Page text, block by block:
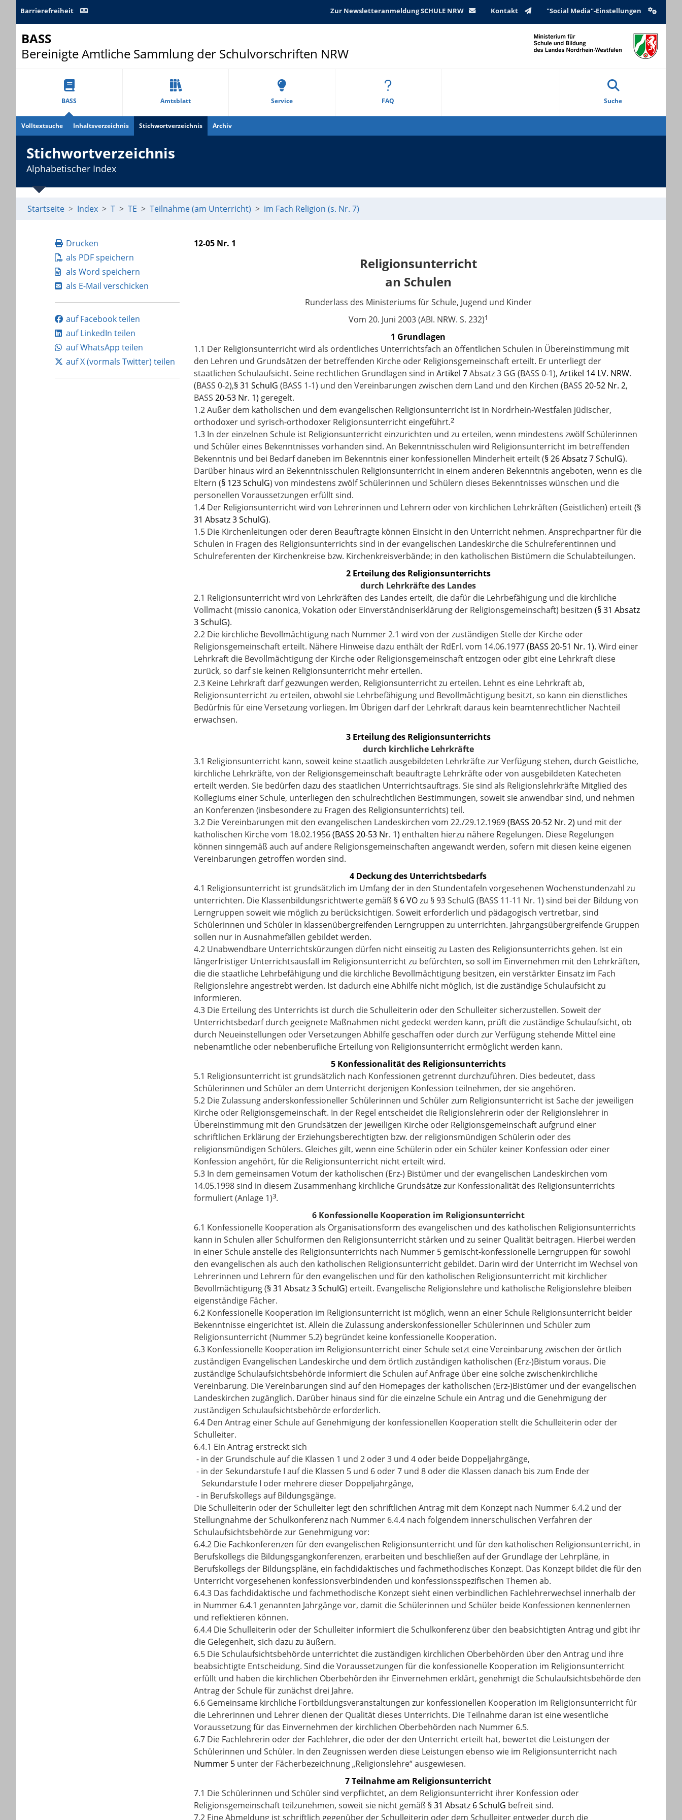
Barrierefreiheit Zur Newsletteranmeldung SCHULE NRW Kontakt "Social Media"-Einstellungen
BASS
Bereinigte Amtliche Sammlung der Schulvorschriften NRW
BASS Amtsblatt Service FAQ Suche
Volltextsuche Inhaltsverzeichnis Stichwortverzeichnis Archiv
Stichwortverzeichnis
Alphabetischer Index
Startseite Index T TE Teilnahme (am Unterricht) im Fach Religion (s. Nr. 7)
Drucken
als PDF speichern
als Word speichern
als E-Mail verschicken
auf Facebook teilen
auf LinkedIn teilen
auf WhatsApp teilen
auf X (vormals Twitter) teilen
12-05 Nr. 1
Religionsunterricht
an Schulen
Runderlass des Ministeriums für Schule, Jugend und Kinder
Vom 20. Juni 2003 (ABl. NRW. S. 232)1
1 Grundlagen
1.1 Der Religionsunterricht wird als ordentliches Unterrichtsfach an öffentlichen Schulen in Übereinstimmung mit
den Lehren und Grundsätzen der betreffenden Kirche oder Religionsgemeinschaft erteilt. Er unterliegt der
staatlichen Schulaufsicht. Seine rechtlichen Grundlagen sind in Artikel 7Absatz 3 GG (BASS 0-1), Artikel 14 LV. NRW.
(BASS 0-2),§ 31 SchulG (BASS 1-1) und den Vereinbarungen zwischen dem Land und den Kirchen (BASS 20-52 Nr. 2,
BASS 20-53 Nr. 1) geregelt.
1.2 Außer dem katholischen und dem evangelischen Religionsunterricht ist in Nordrhein-Westfalen jüdischer,
orthodoxer und syrisch-orthodoxer Religionsunterricht eingeführt.2
1.3 In der einzelnen Schule ist Religionsunterricht einzurichten und zu erteilen, wenn mindestens zwölf Schülerinnen
und Schüler eines Bekenntnisses vorhanden sind. An Bekenntnisschulen wird Religionsunterricht im betreffenden
Bekenntnis und bei Bedarf daneben im Bekenntnis einer konfessionellen Minderheit erteilt (§ 26 Absatz 7 SchulG).
Darüber hinaus wird an Bekenntnisschulen Religionsunterricht in einem anderen Bekenntnis angeboten, wenn es die
Eltern (§ 123 SchulG) von mindestens zwölf Schülerinnen und Schülern dieses Bekenntnisses wünschen und die
personellen Voraussetzungen erfüllt sind.
1.4 Der Religionsunterricht wird von Lehrerinnen und Lehrern oder von kirchlichen Lehrkräften (Geistlichen) erteilt(§
31 Absatz 3 SchulG).
1.5 Die Kirchenleitungen oder deren Beauftragte können Einsicht in den Unterricht nehmen. Ansprechpartner für die
Schulen in Fragen des Religionsunterrichts sind in der evangelischen Landeskirche die Schulreferentinnen und
Schulreferenten der Kirchenkreise bzw. Kirchenkreisverbände; in den katholischen Bistümern die Schulabteilungen.
2 Erteilung des Religionsunterrichts
durch Lehrkräfte des Landes
2.1 Religionsunterricht wird von Lehrkräften des Landes erteilt, die dafür die Lehrbefähigung und die kirchliche
Vollmacht (missio canonica, Vokation oder Einverständniserklärung der Religionsgemeinschaft) besitzen (§ 31 Absatz
3 SchulG).
2.2 Die kirchliche Bevollmächtigung nach Nummer 2.1 wird von der zuständigen Stelle der Kirche oder
Religionsgemeinschaft erteilt. Nähere Hinweise dazu enthält der RdErl. vom 14.06.1977(BASS 20-51 Nr. 1). Wird einer
Lehrkraft die Bevollmächtigung der Kirche oder Religionsgemeinschaft entzogen oder gibt eine Lehrkraft diese
zurück, so darf sie keinen Religionsunterricht mehr erteilen.
2.3 Keine Lehrkraft darf gezwungen werden, Religionsunterricht zu erteilen. Lehnt es eine Lehrkraft ab,
Religionsunterricht zu erteilen, obwohl sie Lehrbefähigung und Bevollmächtigung besitzt, so kann ein dienstliches
Bedürfnis für eine Versetzung vorliegen. Im Übrigen darf der Lehrkraft daraus kein beamtenrechtlicher Nachteil
erwachsen.
3 Erteilung des Religionsunterrichts
durch kirchliche Lehrkräfte
3.1 Religionsunterricht kann, soweit keine staatlich ausgebildeten Lehrkräfte zur Verfügung stehen, durch Geistliche,
kirchliche Lehrkräfte, von der Religionsgemeinschaft beauftragte Lehrkräfte oder von ausgebildeten Katecheten
erteilt werden. Sie bedürfen dazu des staatlichen Unterrichtsauftrags. Sie sind als Religionslehrkräfte Mitglied des
Kollegiums einer Schule, unterliegen den schulrechtlichen Bestimmungen, soweit sie anwendbar sind, und nehmen
an Konferenzen (insbesondere zu Fragen des Religionsunterrichts) teil.
3.2 Die Vereinbarungen mit den evangelischen Landeskirchen vom 22./29.12.1969(BASS 20-52 Nr. 2) und mit der
katholischen Kirche vom 18.02.1956(BASS 20-53 Nr. 1) enthalten hierzu nähere Regelungen. Diese Regelungen
können sinngemäß auch auf andere Religionsgemeinschaften angewandt werden, sofern mit diesen keine eigenen
Vereinbarungen getroffen worden sind.
4 Deckung des Unterrichtsbedarfs
4.1 Religionsunterricht ist grundsätzlich im Umfang der in den Stundentafeln vorgesehenen Wochenstundenzahl zu
unterrichten. Die Klassenbildungsrichtwerte gemäß § 6 VOzu § 93 SchulG (BASS 11-11 Nr. 1) sind bei der Bildung von
Lerngruppen soweit wie möglich zu berücksichtigen. Soweit erforderlich und pädagogisch vertretbar, sind
Schülerinnen und Schüler in klassenübergreifenden Lerngruppen zu unterrichten. Jahrgangsübergreifende Gruppen
sollen nur in Ausnahmefällen gebildet werden.
4.2 Unabwendbare Unterrichtskürzungen dürfen nicht einseitig zu Lasten des Religionsunterrichts gehen. Ist ein
längerfristiger Unterrichtsausfall im Religionsunterricht zu befürchten, so soll im Einvernehmen mit den Lehrkräften,
die die staatliche Lehrbefähigung und die kirchliche Bevollmächtigung besitzen, ein verstärkter Einsatz im Fach
Religionslehre angestrebt werden. Ist dadurch eine Abhilfe nicht möglich, ist die zuständige Schulaufsicht zu
informieren.
4.3 Die Erteilung des Unterrichts ist durch die Schulleiterin oder den Schulleiter sicherzustellen. Soweit der
Unterrichtsbedarf durch geeignete Maßnahmen nicht gedeckt werden kann, prüft die zuständige Schulaufsicht, ob
durch Neueinstellungen oder Versetzungen Abhilfe geschaffen oder durch zur Verfügung stehende Mittel eine
nebenamtliche oder nebenberufliche Erteilung von Religionsunterricht ermöglicht werden kann.
5 Konfessionalität des Religionsunterrichts
5.1 Religionsunterricht ist grundsätzlich nach Konfessionen getrennt durchzuführen. Dies bedeutet, dass
Schülerinnen und Schüler an dem Unterricht derjenigen Konfession teilnehmen, der sie angehören.
5.2 Die Zulassung anderskonfessioneller Schülerinnen und Schüler zum Religionsunterricht ist Sache der jeweiligen
Kirche oder Religionsgemeinschaft. In der Regel entscheidet die Religionslehrerin oder der Religionslehrer in
Übereinstimmung mit den Grundsätzen der jeweiligen Kirche oder Religionsgemeinschaft aufgrund einer
schriftlichen Erklärung der Erziehungsberechtigten bzw. der religionsmündigen Schülerin oder des
religionsmündigen Schülers. Gleiches gilt, wenn eine Schülerin oder ein Schüler keiner Konfession oder einer
Konfession angehört, für die Religionsunterricht nicht erteilt wird.
5.3 In dem gemeinsamen Votum der katholischen (Erz-) Bistümer und der evangelischen Landeskirchen vom
14.05.1998 sind in diesem Zusammenhang kirchliche Grundsätze zur Konfessionalität des Religionsunterrichts
formuliert (Anlage 1)3.
6 Konfessionelle Kooperation im Religionsunterricht
6.1 Konfessionelle Kooperation als Organisationsform des evangelischen und des katholischen Religionsunterrichts
kann in Schulen aller Schulformen den Religionsunterricht stärken und zu seiner Qualität beitragen. Hierbei werden
in einer Schule anstelle des Religionsunterrichts nach Nummer 5 gemischt-konfessionelle Lerngruppen für sowohl
den evangelischen als auch den katholischen Religionsunterricht gebildet. Darin wird der Unterricht im Wechsel von
Lehrerinnen und Lehrern für den evangelischen und für den katholischen Religionsunterricht mit kirchlicher
Bevollmächtigung (§ 31 Absatz 3 SchulG) erteilt. Evangelische Religionslehre und katholische Religionslehre bleiben
eigenständige Fächer.
6.2 Konfessionelle Kooperation im Religionsunterricht ist möglich, wenn an einer Schule Religionsunterricht beider
Bekenntnisse eingerichtet ist. Allein die Zulassung anderskonfessioneller Schülerinnen und Schüler zum
Religionsunterricht (Nummer 5.2) begründet keine konfessionelle Kooperation.
6.3 Konfessionelle Kooperation im Religionsunterricht einer Schule setzt eine Vereinbarung zwischen der örtlich
zuständigen Evangelischen Landeskirche und dem örtlich zuständigen katholischen (Erz-)Bistum voraus. Die
zuständige Schulaufsichtsbehörde informiert die Schulen auf Anfrage über eine solche zwischenkirchliche
Vereinbarung. Die Vereinbarungen sind auf den Homepages der katholischen (Erz-)Bistümer und der evangelischen
Landeskirchen zugänglich. Darüber hinaus sind für die einzelne Schule ein Antrag und die Genehmigung der
zuständigen Schulaufsichtsbehörde erforderlich.
6.4 Den Antrag einer Schule auf Genehmigung der konfessionellen Kooperation stellt die Schulleiterin oder der
Schulleiter.
6.4.1 Ein Antrag erstreckt sich
- in der Grundschule auf die Klassen 1 und 2 oder 3 und 4 oder beide Doppeljahrgänge,
- in der Sekundarstufe I auf die Klassen 5 und 6 oder 7 und 8 oder die Klassen danach bis zum Ende der
Sekundarstufe I oder mehrere dieser Doppeljahrgänge,
- in Berufskollegs auf Bildungsgänge.
Die Schulleiterin oder der Schulleiter legt den schriftlichen Antrag mit dem Konzept nach Nummer 6.4.2 und der
Stellungnahme der Schulkonferenz nach Nummer 6.4.4 nach folgendem innerschulischen Verfahren der
Schulaufsichtsbehörde zur Genehmigung vor:
6.4.2 Die Fachkonferenzen für den evangelischen Religionsunterricht und für den katholischen Religionsunterricht, in
Berufskollegs die Bildungsgangkonferenzen, erarbeiten und beschließen auf der Grundlage der Lehrpläne, in
Berufskollegs der Bildungspläne, ein fachdidaktisches und fachmethodisches Konzept. Das Konzept bildet die für den
Unterricht vorgesehenen konfessionsverbindenden und konfessionsspezifischen Themen ab.
6.4.3 Das fachdidaktische und fachmethodische Konzept sieht einen verbindlichen Fachlehrerwechsel innerhalb der
in Nummer 6.4.1 genannten Jahrgänge vor, damit die Schülerinnen und Schüler beide Konfessionen kennenlernen
und reflektieren können.
6.4.4 Die Schulleiterin oder der Schulleiter informiert die Schulkonferenz über den beabsichtigten Antrag und gibt ihr
die Gelegenheit, sich dazu zu äußern.
6.5 Die Schulaufsichtsbehörde unterrichtet die zuständigen kirchlichen Oberbehörden über den Antrag und ihre
beabsichtigte Entscheidung. Sind die Voraussetzungen für die konfessionelle Kooperation im Religionsunterricht
erfüllt und haben die kirchlichen Oberbehörden ihr Einvernehmen erklärt, genehmigt die Schulaufsichtsbehörde den
Antrag der Schule für zunächst drei Jahre.
6.6 Gemeinsame kirchliche Fortbildungsveranstaltungen zur konfessionellen Kooperation im Religionsunterricht für
die Lehrerinnen und Lehrer dienen der Qualität dieses Unterrichts. Die Teilnahme daran ist eine wesentliche
Voraussetzung für das Einvernehmen der kirchlichen Oberbehörden nach Nummer 6.5.
6.7 Die Fachlehrerin oder der Fachlehrer, die oder der den Unterricht erteilt hat, bewertet die Leistungen der
Schülerinnen und Schüler. In den Zeugnissen werden diese Leistungen ebenso wie im Religionsunterricht nach
Nummer 5 unter der Fächerbezeichnung „Religionslehre“ ausgewiesen.
7 Teilnahme am Religionsunterricht
7.1 Die Schülerinnen und Schüler sind verpflichtet, an dem Religionsunterricht ihrer Konfession oder
Religionsgemeinschaft teilzunehmen, soweit sie nicht gemäß § 31 Absatz 6 SchulG befreit sind.
7.2 Eine Abmeldung ist schriftlich gegenüber der Schulleiterin oder dem Schulleiter entweder durch die